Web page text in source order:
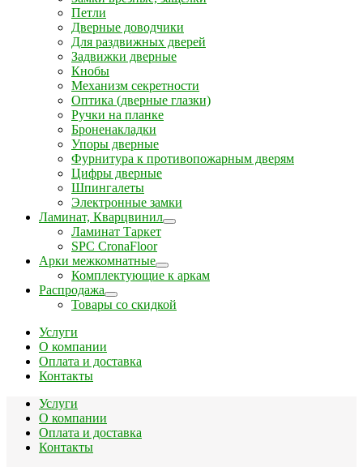
Петли
Дверные доводчики
Для раздвижных дверей
Задвижки дверные
Кнобы
Механизм секретности
Оптика (дверные глазки)
Ручки на планке
Броненакладки
Упоры дверные
Фурнитура к противопожарным дверям
Цифры дверные
Шпингалеты
Электронные замки
Ламинат, Кварцвинил
Ламинат Таркет
SPC CronaFloor
Арки межкомнатные
Комплектующие к аркам
Распродажа
Товары со скидкой
Услуги
О компании
Оплата и доставка
Контакты
Услуги
О компании
Оплата и доставка
Контакты